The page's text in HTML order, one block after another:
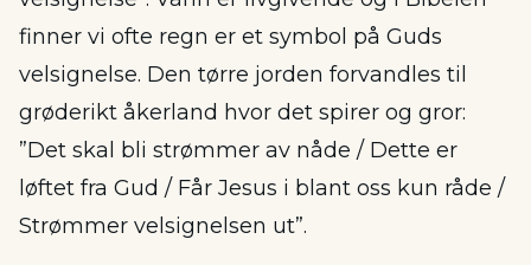
finner vi ofte regn er et symbol på Guds
velsignelse. Den tørre jorden forvandles til
grøderikt åkerland hvor det spirer og gror:
”Det skal bli strømmer av nåde / Dette er
løftet fra Gud / Får Jesus i blant oss kun råde /
Strømmer velsignelsen ut”.